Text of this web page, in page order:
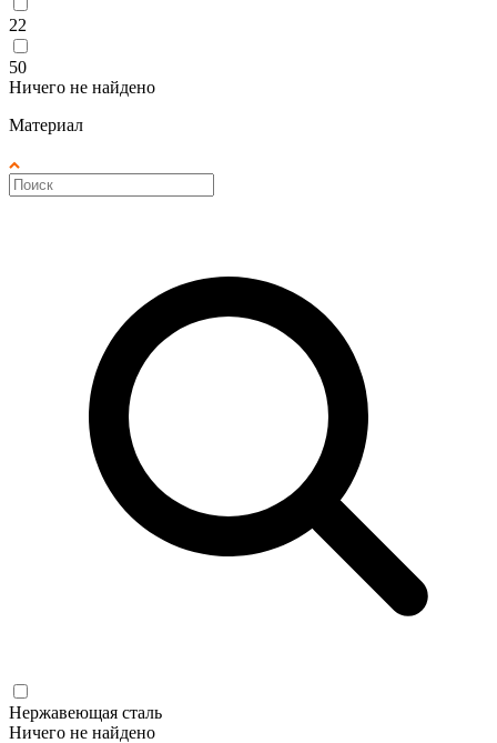
22
50
Ничего не найдено
Материал
Нержавеющая сталь
Ничего не найдено